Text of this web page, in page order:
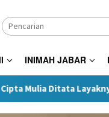
INIMAH JABAR
Toko,